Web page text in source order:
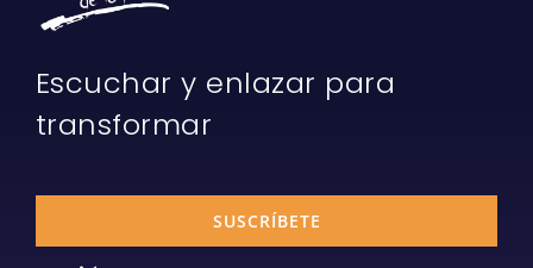
Escuchar y enlazar para
transformar
SUSCRÍBETE